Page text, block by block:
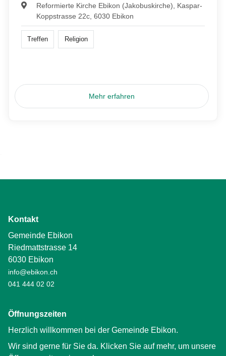
Reformierte Kirche Ebikon (Jakobuskirche), Kaspar-
Koppstrasse 22c, 6030 Ebikon
Treffen Religion
Mehr erfahren
Kontakt
Gemeinde Ebikon
Riedmattstrasse 14
6030 Ebikon
info@ebikon.ch
041 444 02 02
Öffnungszeiten
Herzlich willkommen bei der Gemeinde Ebikon.
Wir sind gerne für Sie da. Klicken Sie auf mehr, um unsere